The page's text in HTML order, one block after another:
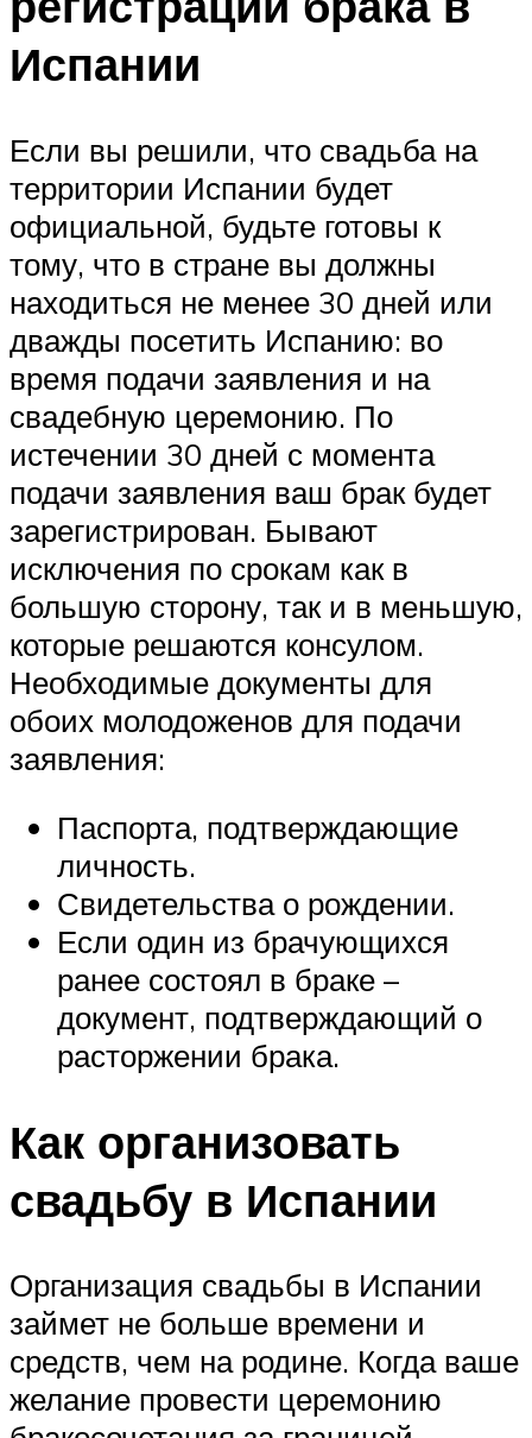
Испании
Если вы решили, что свадьба на
территории Испании будет
официальной, будьте готовы к
тому, что в стране вы должны
находиться не менее 30 дней или
дважды посетить Испанию: во
время подачи заявления и на
свадебную церемонию. По
истечении 30 дней с момента
подачи заявления ваш брак будет
зарегистрирован. Бывают
исключения по срокам как в
большую сторону, так и в меньшую,
которые решаются консулом.
Необходимые документы для
обоих молодоженов для подачи
заявления:
Паспорта, подтверждающие
личность.
Свидетельства о рождении.
Если один из брачующихся
ранее состоял в браке –
документ, подтверждающий о
расторжении брака.
Как организовать
свадьбу в Испании
Организация свадьбы в Испании
займет не больше времени и
средств, чем на родине. Когда ваше
желание провести церемонию